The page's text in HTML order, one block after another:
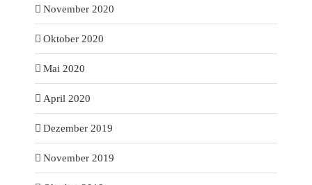
November 2020
Oktober 2020
Mai 2020
April 2020
Dezember 2019
November 2019